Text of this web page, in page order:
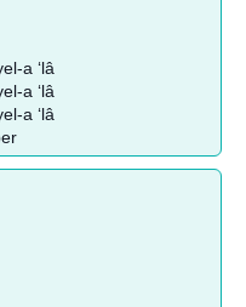
a ‘lâ
a ‘lâ
a ‘lâ